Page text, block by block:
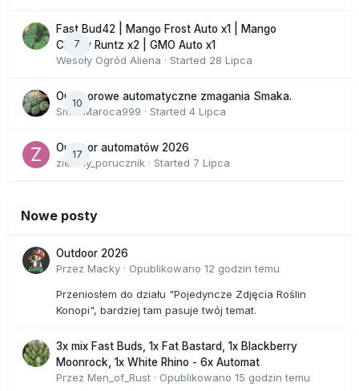
7
Fast Bud42 | Mango Frost Auto x1 | Mango
Cherry Runtz x2 | GMO Auto x1
Wesoły Ogród Aliena · Started 28 Lipca
10
Outdoorowe automatyczne zmagania Smaka.
SmakMaroca999 · Started 4 Lipca
17
Outdoor automatów 2026
zielony_porucznik · Started 7 Lipca
Nowe posty
Outdoor 2026
Przez Macky · Opublikowano 12 godzin temu
Przeniosłem do działu "Pojedyncze Zdjęcia Roślin
Konopi", bardziej tam pasuje twój temat.
3x mix Fast Buds, 1x Fat Bastard, 1x Blackberry
Moonrock, 1x White Rhino - 6x Automat
Przez Men_of_Rust · Opublikowano 15 godzin temu